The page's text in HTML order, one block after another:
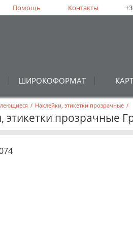
ШИРОКОФОРМАТ
Помощь Контакты
/ Наклейки, этикетки прозрачные /
этикетки прозрачные